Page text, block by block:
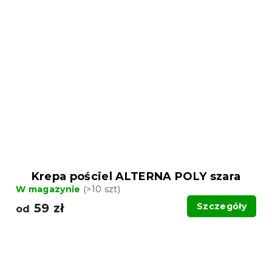
Krepa pościel ALTERNA POLY szara
W magazynie (>10 szt)
od 59 zł Szczegóły